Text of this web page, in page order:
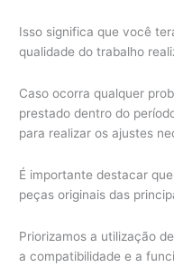
Isso significa que você
qualidade do trabalho
Caso ocorra qualquer
prestado dentro do
para realizar os ajustes
É importante destacar
peças originais das
Priorizamos a utilização
a compatibilidade e a